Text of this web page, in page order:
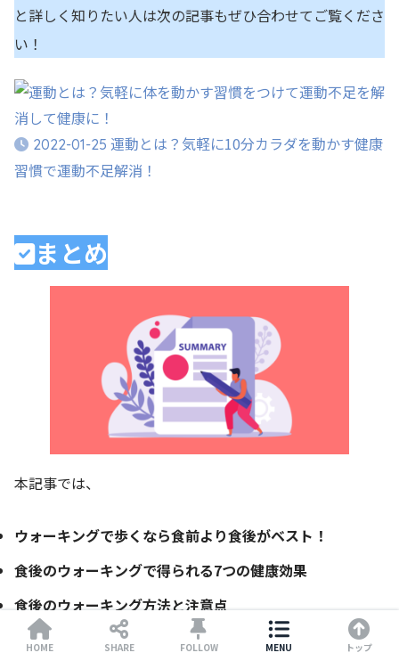
と詳しく知りたい人は次の記事もぜひ合わせてご覧くださ
い！
2022-01-25 運動とは？気軽に10分カラダを動かす健康
習慣で運動不足解消！
まとめ
本記事では、
ウォーキングで歩くなら食前より食後がベスト！
食後のウォーキングで得られる7つの健康効果
食後のウォーキング方法と注意点
上記の3つをもとに、ウォーキングをするなら食後がベス
HOME SHARE FOLLOW MENU トップ